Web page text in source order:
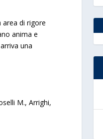
area di rigore
anima e
una
M., Arrighi,